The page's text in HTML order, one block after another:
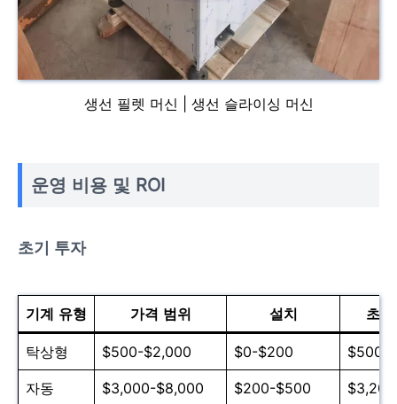
생선 필렛 머신 | 생선 슬라이싱 머신
운영 비용 및 ROI
초기 투자
기계 유형 가격 범위 설치 초
탁상형 $500-$2,000 $0-$200 $500-
자동 $3,000-$8,000 $200-$500